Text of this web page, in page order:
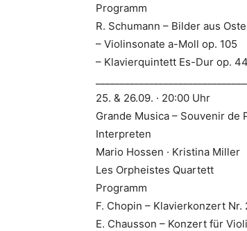
Programm
R. Schumann – Bilder aus
– Violinsonate a-Moll op. 105
– Klavierquintett Es-Dur op. 44
25. & 26.09. · 20:00 Uhr
Grande Musica – Souvenir de
Interpreten
Mario Hossen · Kristina Miller
Les Orpheistes Quartett
Programm
F. Chopin – Klavierkonzert Nr.
E. Chausson – Konzert für